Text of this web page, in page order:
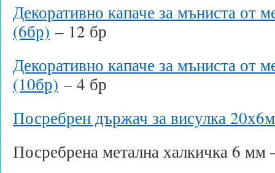
Декоративно капаче за мъниста от
(6бр) – 12 бр
Декоративно капаче за мъниста от
(10бр) – 4 бр
Посребрен държач за висулка
Посребрена метална халкичка 6 мм